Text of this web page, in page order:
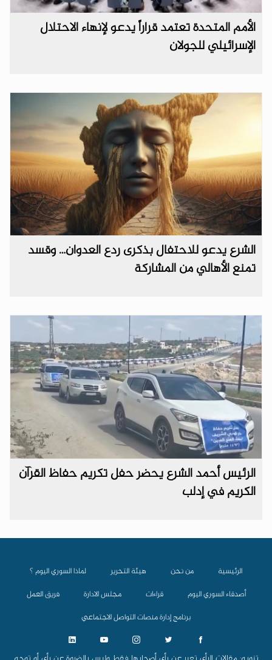
الأمم المتحدة تعتمد قراراً يدعو لإنهاء الاحتلال
الإسرائيلي للجولان
الشرع يدعو للاحتفال بذكرى ردع العدوان… وقسد
تمنع الأهالي من المشاركة
الرئيس أحمد الشرع يحضر حفل تكريم حفاظ القرآن
الكريم في إدلب
الرئيسية من نحن هيئة التحرير
لماذا السوري اليوم ؟
أصدقاء السوري اليوم
قراءات مجلس الادارة
فريق العمل
برنامج إدارة منصات التواصل الاجتماعي